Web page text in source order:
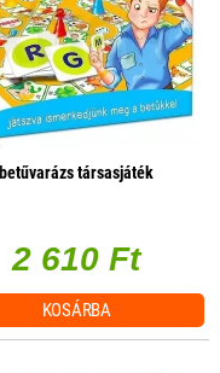
betűvarázs társasjáték
2 610 Ft
KOSÁRBA